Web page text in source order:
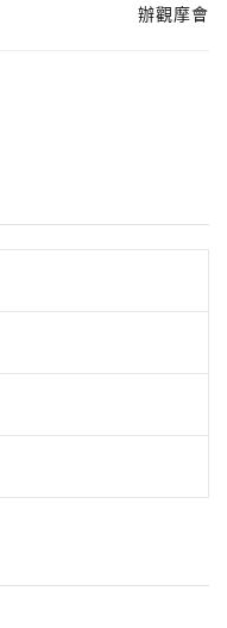
辦觀摩會